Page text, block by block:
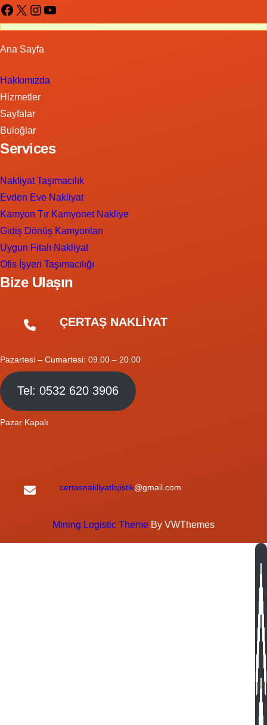
Facebook X Instagram YouTube
Ana Sayfa
Hakkımızda
Hizmetler
Sayfalar
Buloğlar
Services
Nakliyat Taşımacılık
Evden Eve Nakliyat
Kamyon Tır Kamyonet Nakliye
Gidiş Dönüş Kamyonları
Uygun Fitalı Nakliyat
Ofis İşyeri Taşımacılığı
Bize Ulaşın
ÇERTAŞ NAKLİYAT
Pazartesi – Cumartesi: 09.00 – 20.00
Tel: 0532 620 3906
Pazar Kapalı
certasnakliyatlojistik@gmail.com
Mining Logistic Theme By VWThemes